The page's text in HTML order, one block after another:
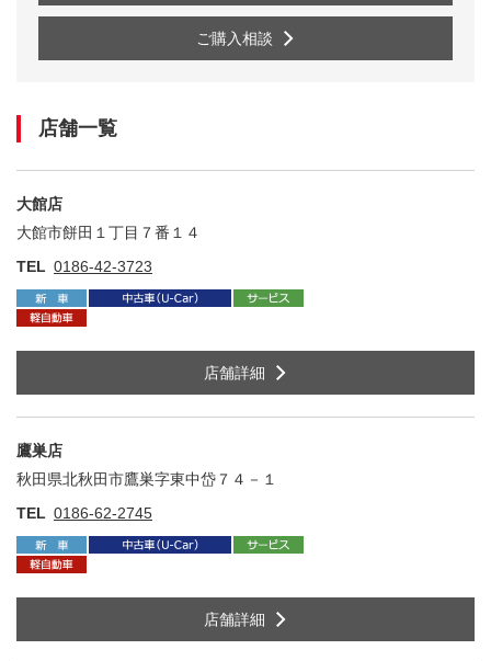
ご購入相談
店舗一覧
大館店
大館市餅田１丁目７番１４
TEL 0186-42-3723
店舗詳細
鷹巣店
秋田県北秋田市鷹巣字東中岱７４－１
TEL 0186-62-2745
店舗詳細